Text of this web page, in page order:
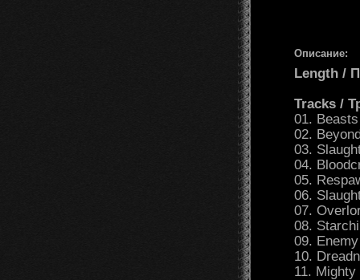
Описание:
Length /
Tracks /
01.
02.
03.
04.
05.
06.
07.
08.
09.
10.
11.